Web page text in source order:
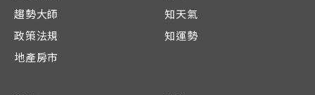
趨勢大師
政策法規
地產房市
知天氣
知運勢